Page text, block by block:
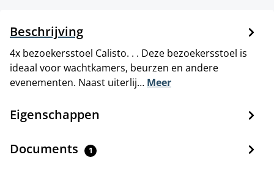
Beschrijving
4x bezoekersstoel Calisto. . . Deze bezoekersstoel is
ideaal voor wachtkamers, beurzen en andere
evenementen. Naast uiterlij… Meer
Eigenschappen
Documents 1